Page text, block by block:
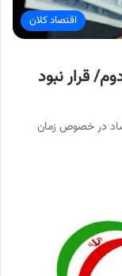
اقتصاد کلان
قرار نبود
در خصوص زمان